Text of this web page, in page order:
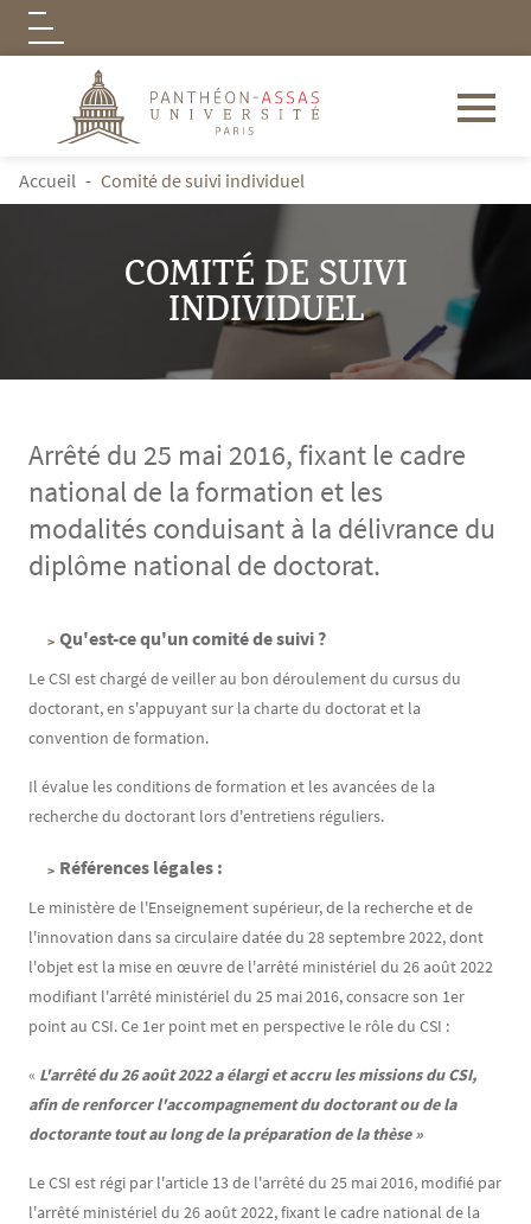
Aller au contenu principal
Logo
FIL D'ARIANE
Accueil Comité de suivi individuel
COMITÉ DE SUIVI
INDIVIDUEL
Arrêté du 25 mai 2016, fixant le cadre
national de la formation et les
modalités conduisant à la délivrance du
diplôme national de doctorat.
Contenu
TexteQu'est-ce qu'un comité de suivi ?
Le CSI est chargé de veiller au bon déroulement du cursus du
doctorant, en s'appuyant sur la charte du doctorat et la
convention de formation.
Il évalue les conditions de formation et les avancées de la
recherche du doctorant lors d'entretiens réguliers.
Références légales :
Le ministère de l'Enseignement supérieur, de la recherche et de
l'innovation dans sa circulaire datée du 28 septembre 2022, dont
l'objet est la mise en œuvre de l'arrêté ministériel du 26 août 2022
modifiant l'arrêté ministériel du 25 mai 2016, consacre son 1er
point au CSI. Ce 1er point met en perspective le rôle du CSI :
« L'arrêté du 26 août 2022 a élargi et accru les missions du CSI,
afin de renforcer l'accompagnement du doctorant ou de la
doctorante tout au long de la préparation de la thèse »
Le CSI est régi par l'article 13 de l'arrêté du 25 mai 2016, modifié par
l'arrêté ministériel du 26 août 2022, fixant le cadre national de la